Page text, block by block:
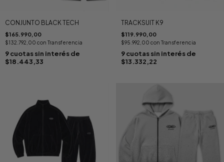
CONJUNTO BLACK TECH
$165.990,00
$132.792,00 con Transferencia
9cuotas sin interés de
$18.443,33
TRACKSUIT K9
$119.990,00
$95.992,00 con Transferencia
9 cuotas sin interés de
$13.332,22